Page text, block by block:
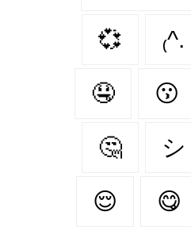
💞 ₍^.
🤤 😗
🤔 シ
😌 😋